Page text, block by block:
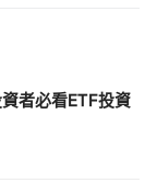
何直接或間接損失概
可靠的來源，惟本報
延誤，阻礙或攔截等
等資料或意見的足夠
資者必看ETF投資